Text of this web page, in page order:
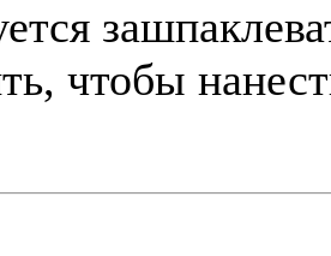
чтобы